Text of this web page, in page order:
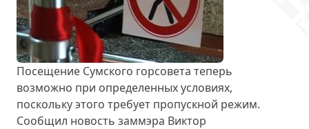
Посещение Сумского горсовета теперь
возможно при определенных условиях,
поскольку этого требует пропускной режим.
Сообщил новость заммэра Виктор